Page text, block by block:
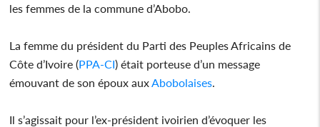
les femmes de la commune d’Abobo.
La femme du président du Parti des Peuples Africains de
Côte d’Ivoire (PPA-CI) était porteuse d’un message
émouvant de son époux aux Abobolaises
Il s’agissait pour l’ex-président ivoirien d’évoquer les